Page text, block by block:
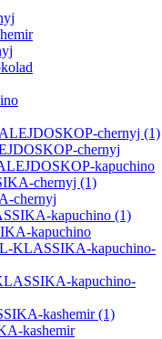
chernyj (1)
chernyj
kapuchino
chernyj (1)
chernyj
kapuchino (1)
kapuchino
KLASSIKA-kapuchino-
kapuchino-
kashemir (1)
kashemir